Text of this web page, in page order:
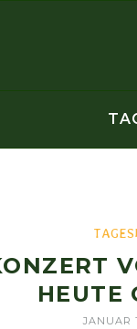
HEUTE
JANUAR